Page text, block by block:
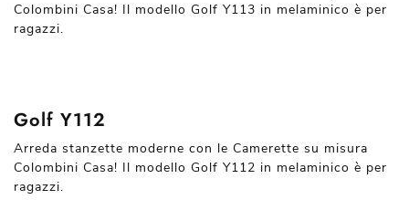
Colombini Casa! Il modello Golf Y113 in melaminico è per
ragazzi.
Golf Y112
Arreda stanzette moderne con le Camerette su misura
Colombini Casa! Il modello Golf Y112 in melaminico è per
ragazzi.